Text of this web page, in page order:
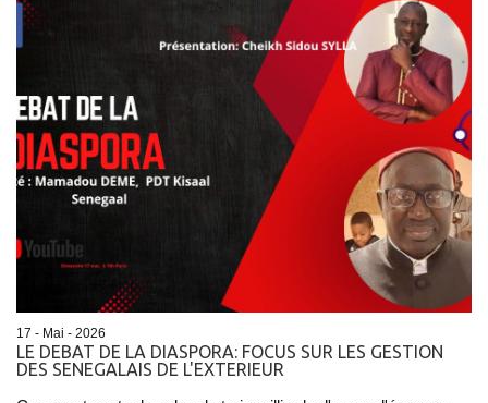
17 - Mai - 2026
LE DEBAT DE LA DIASPORA: FOCUS SUR LES GESTION
DES SENEGALAIS DE L'EXTERIEUR